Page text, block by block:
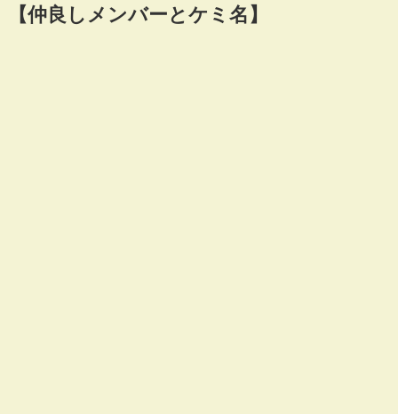
【仲良しメンバーとケミ名】